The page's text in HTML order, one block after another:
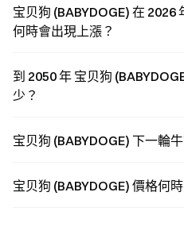
宝贝狗 (BABYDOGE) 在 2026
何時會出現上漲？
到 2050 年 宝贝狗
少？
宝贝狗 (BABYDOGE) 下一輪
宝贝狗 (BABYDOGE) 價格何